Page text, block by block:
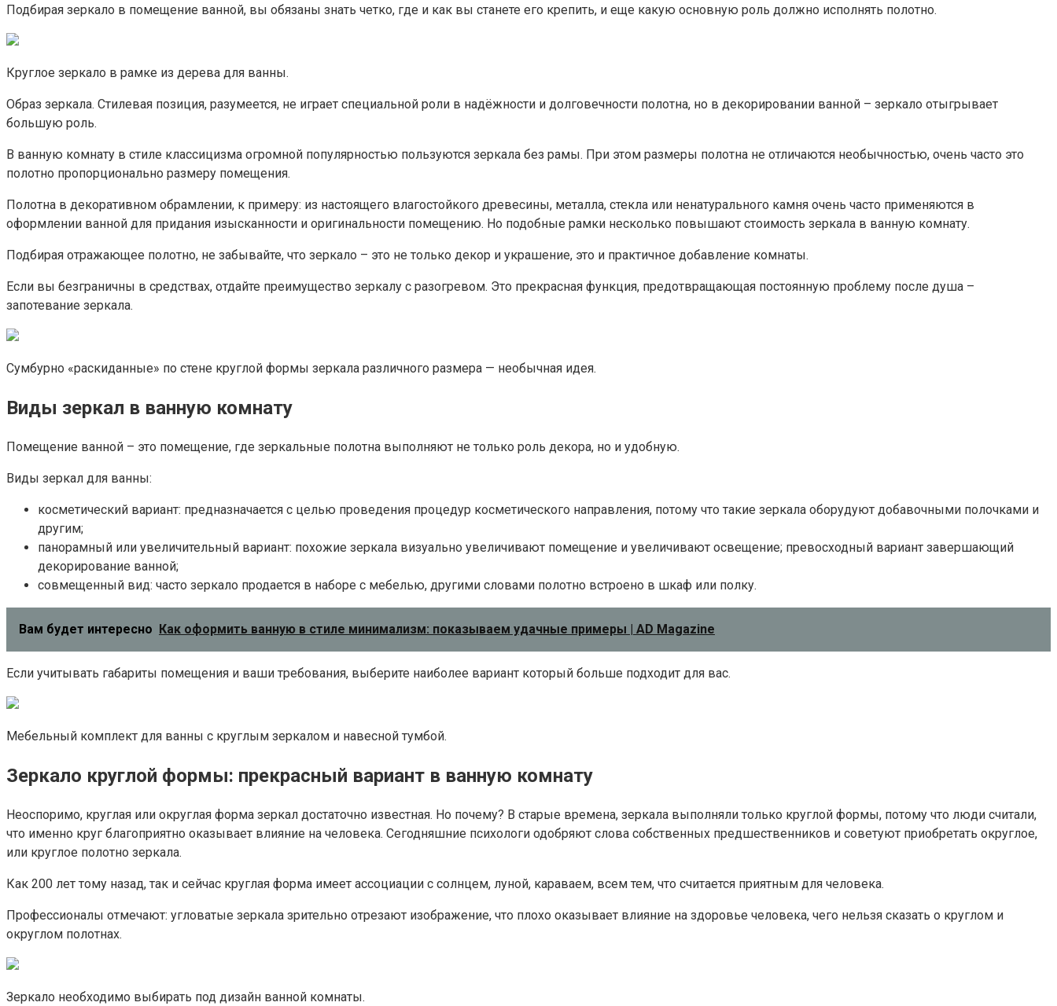
Подбирая зеркало в помещение ванной, вы обязаны знать четко, где и как вы станете его крепить, и еще какую основную роль должно исполнять полотно.
Круглое зеркало в рамке из дерева для ванны.
Образ зеркала. Стилевая позиция, разумеется, не играет специальной роли в надёжности и долговечности полотна, но в декорировании ванной – зеркало отыгрывает
большую роль.
В ванную комнату в стиле классицизма огромной популярностью пользуются зеркала без рамы. При этом размеры полотна не отличаются необычностью, очень часто это
полотно пропорционально размеру помещения.
Полотна в декоративном обрамлении, к примеру: из настоящего влагостойкого древесины, металла, стекла или ненатурального камня очень часто применяются в
оформлении ванной для придания изысканности и оригинальности помещению. Но подобные рамки несколько повышают стоимость зеркала в ванную комнату.
Подбирая отражающее полотно, не забывайте, что зеркало – это не только декор и украшение, это и практичное добавление комнаты.
Если вы безграничны в средствах, отдайте преимущество зеркалу с разогревом. Это прекрасная функция, предотвращающая постоянную проблему после душа –
запотевание зеркала.
Сумбурно «раскиданные» по стене круглой формы зеркала различного размера — необычная идея.
Виды зеркал в ванную комнату
Помещение ванной – это помещение, где зеркальные полотна выполняют не только роль декора, но и удобную.
Виды зеркал для ванны:
косметический вариант: предназначается с целью проведения процедур косметического направления, потому что такие зеркала оборудуют добавочными полочками и
другим;
панорамный или увеличительный вариант: похожие зеркала визуально увеличивают помещение и увеличивают освещение; превосходный вариант завершающий
декорирование ванной;
совмещенный вид: часто зеркало продается в наборе с мебелью, другими словами полотно встроено в шкаф или полку.
Вам будет интересно Как оформить ванную в стиле минимализм: показываем удачные примеры | AD Magazine
Если учитывать габариты помещения и ваши требования, выберите наиболее вариант который больше подходит для вас.
Мебельный комплект для ванны с круглым зеркалом и навесной тумбой.
Зеркало круглой формы: прекрасный вариант в ванную комнату
Неоспоримо, круглая или округлая форма зеркал достаточно известная. Но почему? В старые времена, зеркала выполняли только круглой формы, потому что люди считали,
что именно круг благоприятно оказывает влияние на человека. Сегодняшние психологи одобряют слова собственных предшественников и советуют приобретать округлое,
или круглое полотно зеркала.
Как 200 лет тому назад, так и сейчас круглая форма имеет ассоциации с солнцем, луной, караваем, всем тем, что считается приятным для человека.
Профессионалы отмечают: угловатые зеркала зрительно отрезают изображение, что плохо оказывает влияние на здоровье человека, чего нельзя сказать о круглом и
округлом полотнах.
Зеркало необходимо выбирать под дизайн ванной комнаты.